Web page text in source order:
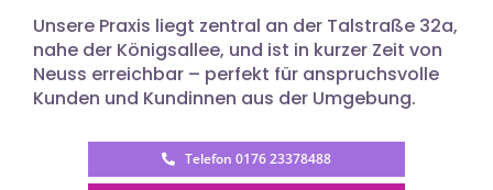
Unsere Praxis liegt zentral an der Talstraße 32a,
nahe der Königsallee, und ist in kurzer Zeit von
Neuss erreichbar – perfekt für anspruchsvolle
Kunden und Kundinnen aus der Umgebung.
Telefon 0176 23378488